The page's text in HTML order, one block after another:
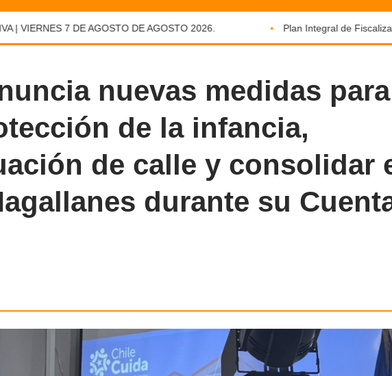
VIERNES 7 DE AGOSTO DE AGOSTO 2026. Plan Integral de
nuevas medidas para
de la infancia,
de calle y consolidar
durante su